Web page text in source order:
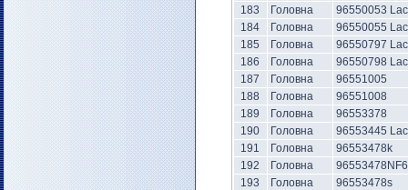
183
Головна
96550053 Lac
184
Головна
96550055 Lac
185
Головна
96550797 Lac
186
Головна
96550798 Lac
187
Головна
96551005
188
Головна
96551008
189
Головна
96553378
190
Головна
96553445 Lac
191
Головна
96553478k
192
Головна
193
Головна
96553478s